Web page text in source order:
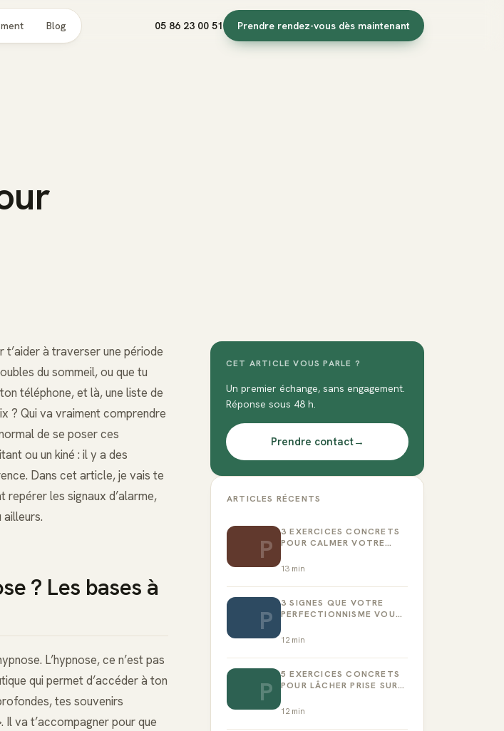
Blog 05 86 23 00 51 Prendre rendez-vous dès maintenant
t’aider à traverser une période
du sommeil, ou que tu
téléphone, et là, une liste de
? Qui va vraiment comprendre
de se poser ces
ou un kiné : il y a des
Dans cet article, je vais te
repérer les signaux d’alarme,
? Les bases à
L’hypnose, ce n’est pas
qui permet d’accéder à ton
tes souvenirs
va t’accompagner pour que
CET ARTICLE VOUS PARLE ?
Un premier échange, sans engagement.
Réponse sous 48 h.
Prendre contact→
ARTICLES RÉCENTS
P
3 EXERCICES CONCRETS
POUR CALMER VOTRE
13 min
P
3 SIGNES QUE VOTRE
PERFECTIONNISME VOUS
12min
P
5 EXERCICES CONCRETS
POUR LÂCHER PRISE SUR
12min